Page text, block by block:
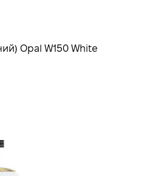
Opal W150 White